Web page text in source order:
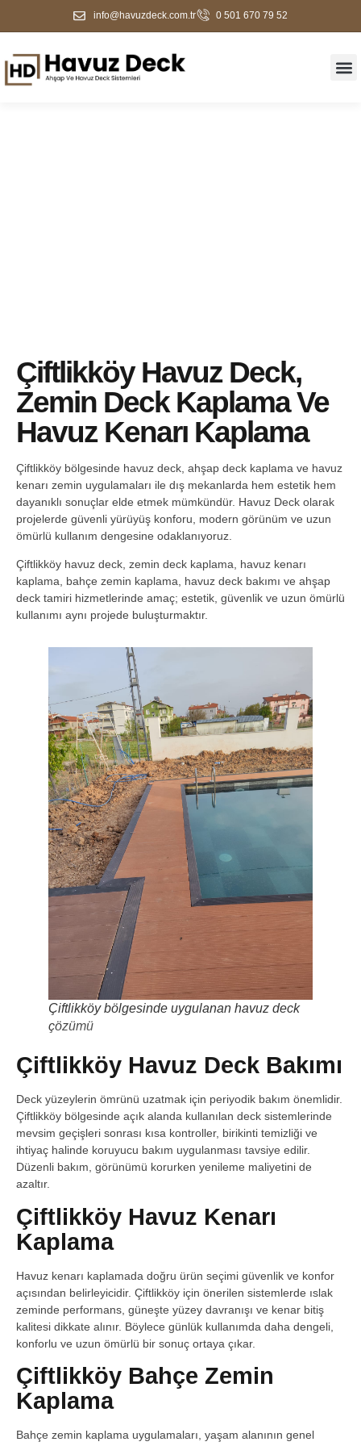
info@havuzdeck.com.tr 0 501 670 79 52
Çiftlikköy Havuz Deck,
Zemin Deck Kaplama Ve
Havuz Kenarı Kaplama
Çiftlikköy bölgesinde havuz deck, ahşap deck kaplama ve havuz
kenarı zemin uygulamaları ile dış mekanlarda hem estetik hem
dayanıklı sonuçlar elde etmek mümkündür. Havuz Deck olarak
projelerde güvenli yürüyüş konforu, modern görünüm ve uzun
ömürlü kullanım dengesine odaklanıyoruz.
Çiftlikköy havuz deck, zemin deck kaplama, havuz kenarı
kaplama, bahçe zemin kaplama, havuz deck bakımı ve ahşap
deck tamiri hizmetlerinde amaç; estetik, güvenlik ve uzun ömürlü
kullanımı aynı projede buluşturmaktır.
Çiftlikköy bölgesinde uygulanan havuz deck
çözümü
Çiftlikköy Havuz Deck Bakımı
Deck yüzeylerin ömrünü uzatmak için periyodik bakım önemlidir.
Çiftlikköy bölgesinde açık alanda kullanılan deck sistemlerinde
mevsim geçişleri sonrası kısa kontroller, birikinti temizliği ve
ihtiyaç halinde koruyucu bakım uygulanması tavsiye edilir.
Düzenli bakım, görünümü korurken yenileme maliyetini de
azaltır.
Çiftlikköy Havuz Kenarı
Kaplama
Havuz kenarı kaplamada doğru ürün seçimi güvenlik ve konfor
açısından belirleyicidir. Çiftlikköy için önerilen sistemlerde ıslak
zeminde performans, güneşte yüzey davranışı ve kenar bitiş
kalitesi dikkate alınır. Böylece günlük kullanımda daha dengeli,
konforlu ve uzun ömürlü bir sonuç ortaya çıkar.
Çiftlikköy Bahçe Zemin
Kaplama
Bahçe zemin kaplama uygulamaları, yaşam alanının genel